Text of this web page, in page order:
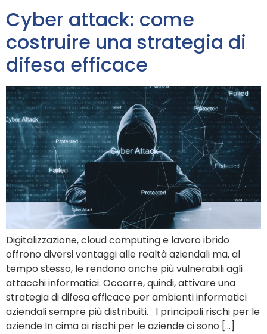
Cyber attack: come
costruire una strategia di
difesa efficace
Digitalizzazione, cloud computing e lavoro ibrido
offrono diversi vantaggi alle realtà aziendali ma, al
tempo stesso, le rendono anche più vulnerabili agli
attacchi informatici. Occorre, quindi, attivare una
strategia di difesa efficace per ambienti informatici
aziendali sempre più distribuiti. I principali rischi per le
aziende In cima ai rischi per le aziende ci sono […]